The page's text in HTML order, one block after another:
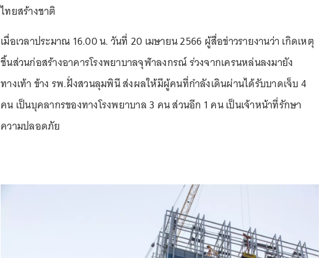
ไทยสร้างชาติ
เมื่อเวลาประมาณ 16.00 น. วันที่ 20 เมษายน 2566 ผู้สื่อข่าวรายงานว่า เกิดเหตุ
ชิ้นส่วนก่อสร้างอาคารโรงพยาบาลจุฬาลงกรณ์ ร่วงจากเครนหล่นลงมายัง
ทางเท้า ข้าง รพ.ฝั่งสวนลุมพินี ส่งผลให้มีผู้คนที่กำลังเดินผ่านได้รับบาดเจ็บ 4
คน เป็นบุคลากรของทางโรงพยาบาล 3 คน ส่วนอีก 1 คน เป็นเจ้าหน้าที่รักษา
ความปลอดภัย ⁣⁣⁣